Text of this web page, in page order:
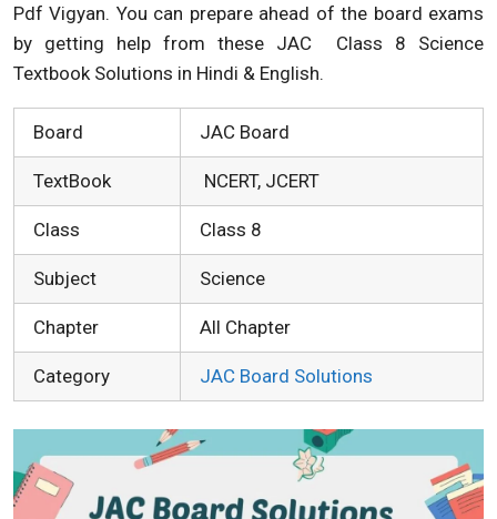
Pdf Vigyan. You can prepare ahead of the board exams
by getting help from these JAC Class 8 Science
Textbook Solutions in Hindi & English.
Board JAC Board
TextBook NCERT, JCERT
Class Class 8
Subject Science
Chapter All Chapter
Category JAC Board Solutions